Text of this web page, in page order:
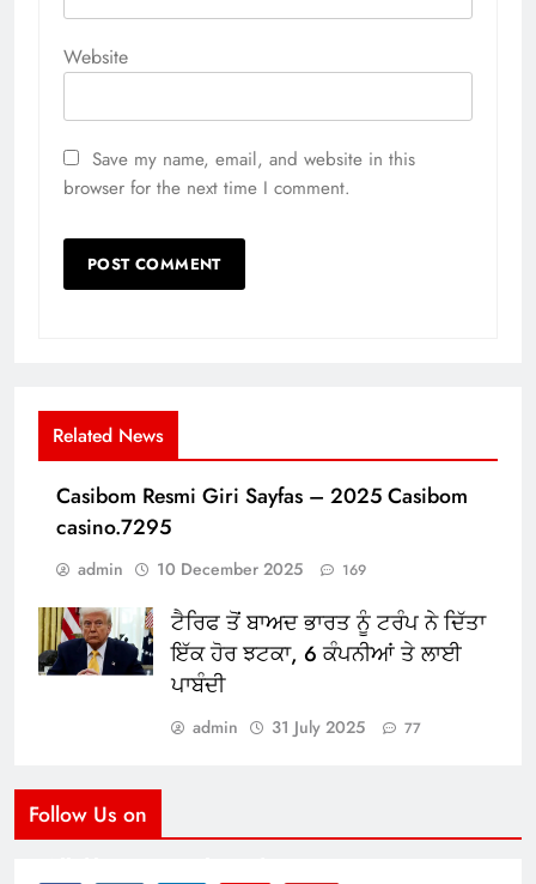
Website
Save my name, email, and website in this
browser for the next time I comment.
Related News
Casibom Resmi Giri Sayfas – 2025 Casibom
casino.7295
admin 10 December 2025 169
ਟੈਰਿਫ ਤੋਂ ਬਾਅਦ ਭਾਰਤ ਨੂੰ ਟਰੰਪ ਨੇ ਦਿੱਤਾ
ਇੱਕ ਹੋਰ ਝਟਕਾ, 6 ਕੰਪਨੀਆਂ ਤੇ ਲਾਈ
ਪਾਬੰਦੀ
admin 31 July 2025 77
Follow Us on